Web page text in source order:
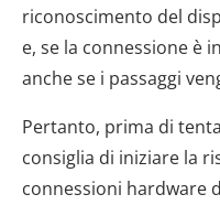
riconoscimento del
e, se la connessione è
anche se i passaggi
Pertanto, prima di
consiglia di iniziare la
connessioni hardware